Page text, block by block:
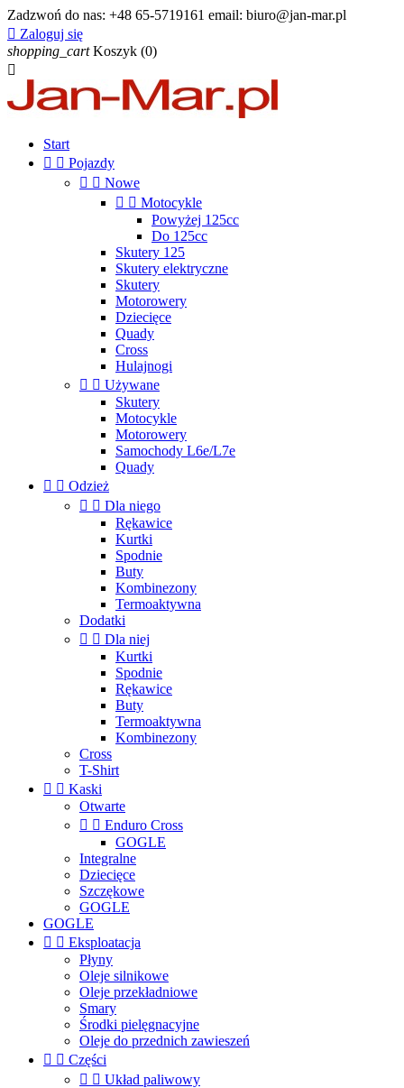
Zadzwoń do nas: +48 65-5719161 email: biuro@jan-mar.pl
 Zaloguj się
shopping_cart Koszyk (0)

Start
  Pojazdy
  Nowe
  Motocykle
Powyżej 125cc
Do 125cc
Skutery 125
Skutery elektryczne
Skutery
Motorowery
Dziecięce
Quady
Cross
Hulajnogi
  Używane
Skutery
Motocykle
Motorowery
Samochody L6e/L7e
Quady
  Odzież
  Dla niego
Rękawice
Kurtki
Spodnie
Buty
Kombinezony
Termoaktywna
Dodatki
  Dla niej
Kurtki
Spodnie
Rękawice
Buty
Termoaktywna
Kombinezony
Cross
T-Shirt
  Kaski
Otwarte
  Enduro Cross
GOGLE
Integralne
Dziecięce
Szczękowe
GOGLE
GOGLE
  Eksploatacja
Płyny
Oleje silnikowe
Oleje przekładniowe
Smary
Środki pielęgnacyjne
Oleje do przednich zawieszeń
  Części
  Układ paliwowy